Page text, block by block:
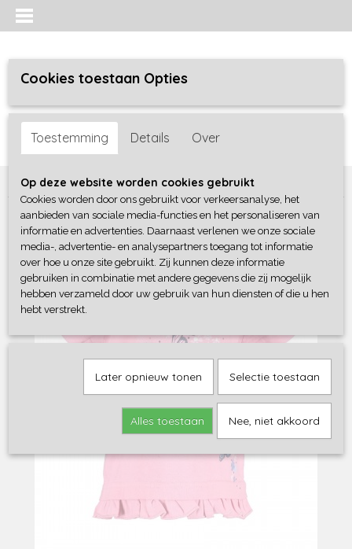
Inloggen Registreren
Home >Meisjes baby>shirts / tunieken>Blue Seven
Cookies toestaan Opties
Toestemming Details Over
Op deze website worden cookies gebruikt
Cookies worden door ons gebruikt voor verkeersanalyse, het
aanbieden van sociale media-functies en het personaliseren van
informatie en advertenties. Daarnaast verlenen we onze sociale
media-, advertentie- en analysepartners toegang tot informatie
over hoe u onze site gebruikt. Zij kunnen deze informatie
gebruiken in combinatie met andere gegevens die zij mogelijk
hebben verzameld door uw gebruik van hun diensten of die u hen
hebt verstrekt.
Later opnieuw tonen Selectie toestaan
Alles toestaan Nee, niet akkoord